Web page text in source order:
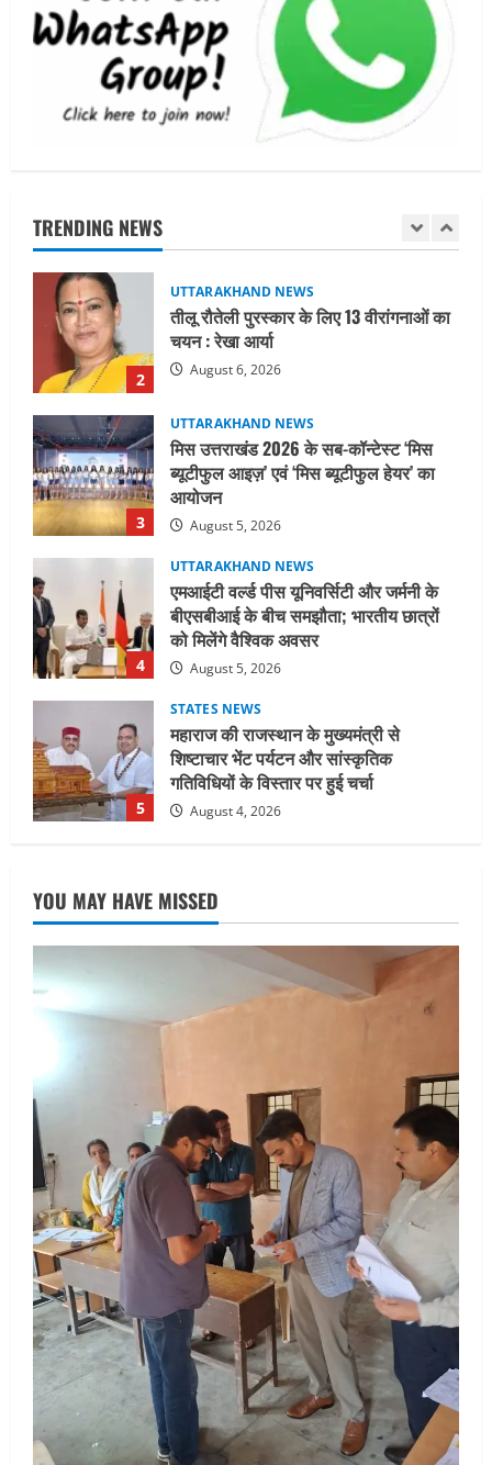
TRENDING NEWS
1
UTTARAKHAND NEWS
जिलाधिकारी/जिला निर्वाचन अधिकारी ने
सहसपुर विधानसभा क्षेत्र के पोलिंग बूथों का
निरीक्षण कर एसआईआर आपत्ति निस्तारण
शिविर की व्यवस्थाओं का लिया जायजा
August 6, 2026
2
3
UTTARAKHAND NEWS
मिस उत्तराखंड 2026 के सब-कॉन्टेस्ट ‘मिस
ब्यूटीफुल आइज़’ एवं ‘मिस ब्यूटीफुल हेयर’ का
आयोजन
4
UTTARAKHAND NEWS
एमआईटी वर्ल्ड पीस यूनिवर्सिटी और जर्मनी के
बीएसबीआई के बीच समझौता; भारतीय छात्रों
को मिलेंगे वैश्विक अवसर
5
STATES NEWS
महाराज की राजस्थान के मुख्यमंत्री से
शिष्टाचार भेंट पर्यटन और सांस्कृतिक
गतिविधियों के विस्तार पर हुई चर्चा
1
UTTARAKHAND NEWS
जिलाधिकारी/जिला निर्वाचन अधिकारी ने
सहसपुर विधानसभा क्षेत्र के पोलिंग बूथों का
निरीक्षण कर एसआईआर आपत्ति निस्तारण
शिविर की व्यवस्थाओं का लिया जायजा
तीलू रौतेली पुरस्कार के लिए 13 वीरांगनाओं का
चयन : रेखा आर्या
August 6, 2026
3
UTTARAKHAND NEWS
मिस उत्तराखंड 2026 के सब-कॉन्टेस्ट ‘मिस
August 5, 2026
UTTARAKHAND NEWS
एमआईटी वर्ल्ड पीस यूनिवर्सिटी और जर्मनी के
बीएसबीआई के बीच समझौता; भारतीय छात्रों
को मिलेंगे वैश्विक अवसर
August 5, 2026
STATES NEWS
महाराज की राजस्थान के मुख्यमंत्री से
शिष्टाचार भेंट पर्यटन और सांस्कृतिक
गतिविधियों के विस्तार पर हुई चर्चा
August 4, 2026
YOU MAY HAVE MISSED